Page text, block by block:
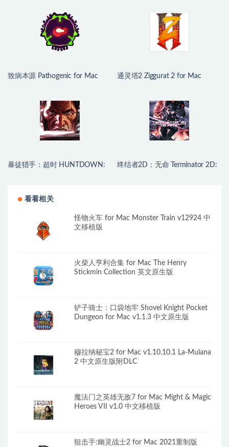
致病本源 Pathogenic for Mac
通灵塔2 Ziggurat 2 for Mac
暴徒猎手：超时 HUNTDOWN:
终结者2D：无命 Terminator 2D:
看看相关
怪物火车 for Mac Monster Train v12924 中
文移植版
火柴人亨利合集 for Mac The Henry
Stickmin Collection 英文原生版
铲子骑士：口袋地牢 Shovel Knight Pocket
Dungeon for Mac v1.1.3 中文原生版
穆拉纳秘宝2 for Mac v1.10.10.1 La-Mulana
2 中文原生版附DLC
魔法门之英雄无敌7 for Mac Might & Magic
Heroes VII v1.0 中文移植版
狙击手:幽灵战士2 for Mac 2021重制版